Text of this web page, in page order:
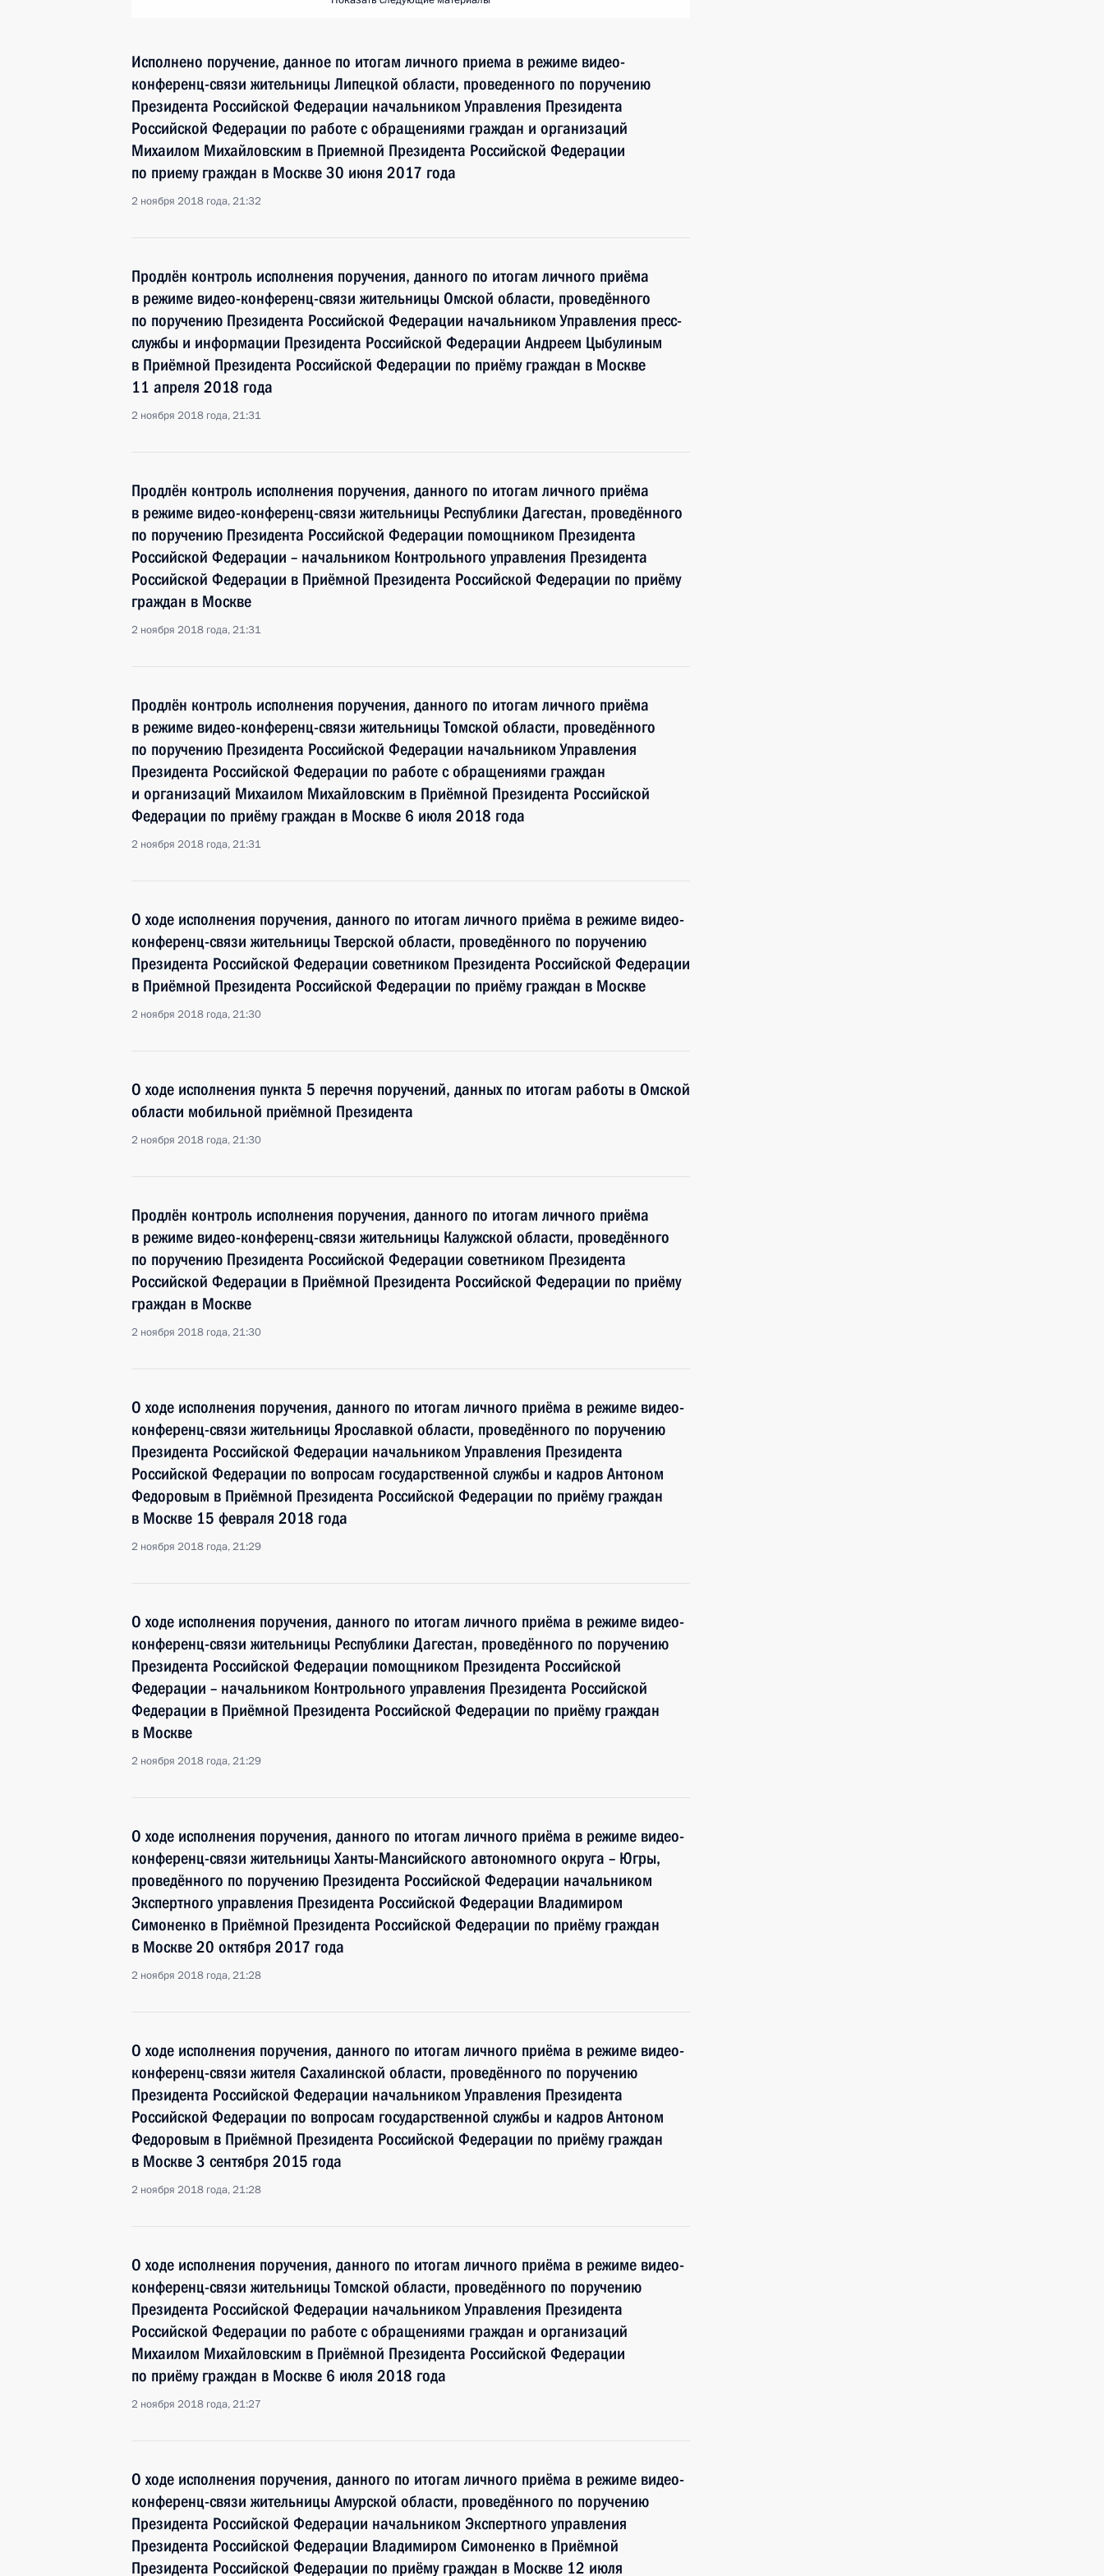
Исполнено поручение, данное по итогам личного приема в режиме видео-
конференц-связи жительницы Липецкой области, проведенного по поручению
Президента Российской Федерации начальником Управления Президента
Российской Федерации по работе с обращениями граждан и организаций
Михаилом Михайловским в Приемной Президента Российской Федерации
по приему граждан в Москве 30 июня 2017 года
2 ноября 2018 года, 21:32
Продлён контроль исполнения поручения, данного по итогам личного приёма
в режиме видео-конференц-связи жительницы Омской области, проведённого
по поручению Президента Российской Федерации начальником Управления пресс-
службы и информации Президента Российской Федерации Андреем Цыбулиным
в Приёмной Президента Российской Федерации по приёму граждан в Москве
11 апреля 2018 года
2 ноября 2018 года, 21:31
Продлён контроль исполнения поручения, данного по итогам личного приёма
в режиме видео-конференц-связи жительницы Республики Дагестан, проведённого
по поручению Президента Российской Федерации помощником Президента
Российской Федерации – начальником Контрольного управления Президента
Российской Федерации в Приёмной Президента Российской Федерации по приёму
граждан в Москве
2 ноября 2018 года, 21:31
Продлён контроль исполнения поручения, данного по итогам личного приёма
в режиме видео-конференц-связи жительницы Томской области, проведённого
по поручению Президента Российской Федерации начальником Управления
Президента Российской Федерации по работе с обращениями граждан
и организаций Михаилом Михайловским в Приёмной Президента Российской
Федерации по приёму граждан в Москве 6 июля 2018 года
2 ноября 2018 года, 21:31
О ходе исполнения поручения, данного по итогам личного приёма в режиме видео-
конференц-связи жительницы Тверской области, проведённого по поручению
Президента Российской Федерации советником Президента Российской Федерации
в Приёмной Президента Российской Федерации по приёму граждан в Москве
2 ноября 2018 года, 21:30
О ходе исполнения пункта 5 перечня поручений, данных по итогам работы в Омской
области мобильной приёмной Президента
2 ноября 2018 года, 21:30
Продлён контроль исполнения поручения, данного по итогам личного приёма
в режиме видео-конференц-связи жительницы Калужской области, проведённого
по поручению Президента Российской Федерации советником Президента
Российской Федерации в Приёмной Президента Российской Федерации по приёму
граждан в Москве
2 ноября 2018 года, 21:30
О ходе исполнения поручения, данного по итогам личного приёма в режиме видео-
конференц-связи жительницы Ярославкой области, проведённого по поручению
Президента Российской Федерации начальником Управления Президента
Российской Федерации по вопросам государственной службы и кадров Антоном
Федоровым в Приёмной Президента Российской Федерации по приёму граждан
в Москве 15 февраля 2018 года
2 ноября 2018 года, 21:29
О ходе исполнения поручения, данного по итогам личного приёма в режиме видео-
конференц-связи жительницы Республики Дагестан, проведённого по поручению
Президента Российской Федерации помощником Президента Российской
Федерации – начальником Контрольного управления Президента Российской
Федерации в Приёмной Президента Российской Федерации по приёму граждан
в Москве
2 ноября 2018 года, 21:29
О ходе исполнения поручения, данного по итогам личного приёма в режиме видео-
конференц-связи жительницы Ханты-Мансийского автономного округа – Югры,
проведённого по поручению Президента Российской Федерации начальником
Экспертного управления Президента Российской Федерации Владимиром
Симоненко в Приёмной Президента Российской Федерации по приёму граждан
в Москве 20 октября 2017 года
2 ноября 2018 года, 21:28
О ходе исполнения поручения, данного по итогам личного приёма в режиме видео-
конференц-связи жителя Сахалинской области, проведённого по поручению
Президента Российской Федерации начальником Управления Президента
Российской Федерации по вопросам государственной службы и кадров Антоном
Федоровым в Приёмной Президента Российской Федерации по приёму граждан
в Москве 3 сентября 2015 года
2 ноября 2018 года, 21:28
О ходе исполнения поручения, данного по итогам личного приёма в режиме видео-
конференц-связи жительницы Томской области, проведённого по поручению
Президента Российской Федерации начальником Управления Президента
Российской Федерации по работе с обращениями граждан и организаций
Михаилом Михайловским в Приёмной Президента Российской Федерации
по приёму граждан в Москве 6 июля 2018 года
2 ноября 2018 года, 21:27
О ходе исполнения поручения, данного по итогам личного приёма в режиме видео-
конференц-связи жительницы Амурской области, проведённого по поручению
Президента Российской Федерации начальником Экспертного управления
Президента Российской Федерации Владимиром Симоненко в Приёмной
Президента Российской Федерации по приёму граждан в Москве 12 июля